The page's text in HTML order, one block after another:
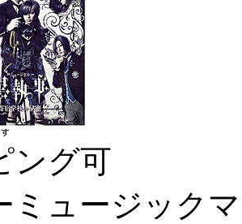
ング可
ミュージック